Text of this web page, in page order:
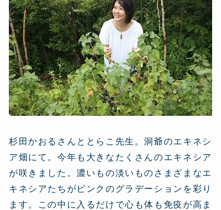
杉田かおるさんととらこ先生。洞爺のエキネシ
ア畑にて。今年も大きなたくさんのエキネシア
が咲きました。濃いもの淡いものさまざまなエ
キネシアたちがピンクのグラデーションを彩り
ます。この中に入るだけで心も体も免疫が高ま